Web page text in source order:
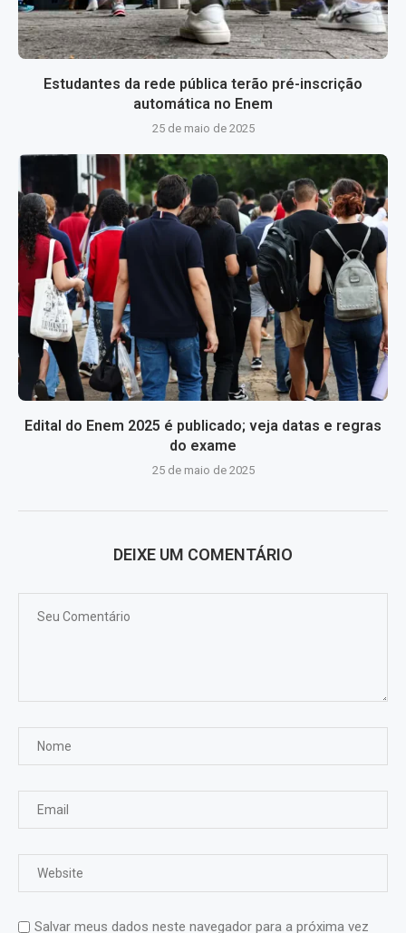
Estudantes da rede pública terão pré-inscrição
automática no Enem
25 de maio de 2025
Edital do Enem 2025 é publicado; veja datas e regras
do exame
25 de maio de 2025
DEIXE UM COMENTÁRIO
Salvar meus dados neste navegador para a próxima vez